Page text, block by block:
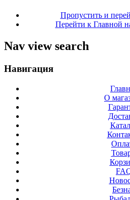
Пропустить и
Перейти к Главной
Nav view search
Навигация
О